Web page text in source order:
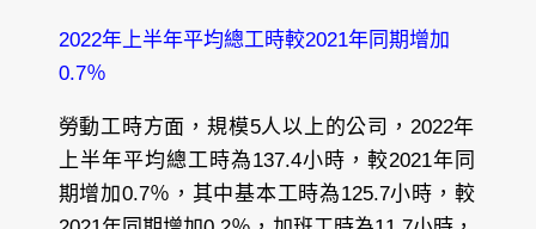
2022年上半年平均總工時較2021年同期增加
0.7％
勞動工時方面，規模5人以上的公司，2022年
上半年平均總工時為137.4小時，較2021年同
期增加0.7％，其中基本工時為125.7小時，較